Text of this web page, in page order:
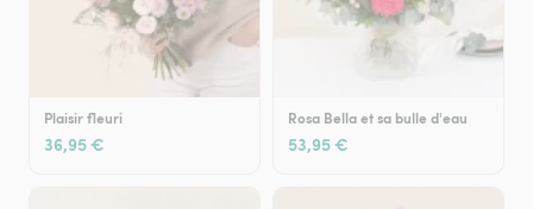
Plaisir fleuri
36,95 €
Rosa Bella et sa bulle d'eau
53,95 €